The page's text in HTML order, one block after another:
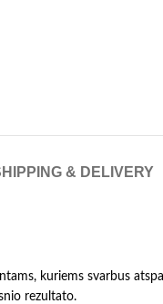
& DELIVERY
kuriems svarbus
rezultato.